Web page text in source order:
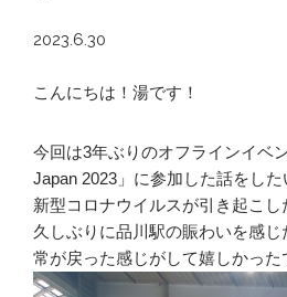
2023.6.30
こんにちは！湯です！
今回は3年ぶりのオフラインイベ
Japan 2023」に参加した話をした
新型コロナウイルスが引き起こし
久しぶりに品川駅の賑わいを感
常が戻った感じがして嬉しかった